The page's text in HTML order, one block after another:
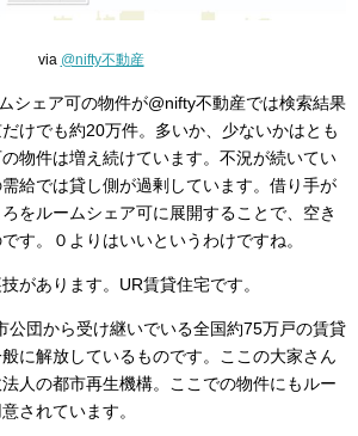
via @nifty不動産
シェア可の物件が@nifty不動産では検索結果
けでも約20万件。多いか、少ないかはとも
物件は増え続けています。不況が続いてい
給では貸し側が過剰しています。借り手が
をルームシェア可に展開することで、空き
す。０よりはいいというわけですね。
があります。UR賃貸住宅です。
公団から受け継いでいる全国約75万戸の賃貸
に解放しているものです。ここの大家さん
人の都市再生機構。ここでの物件にもルー
されています。